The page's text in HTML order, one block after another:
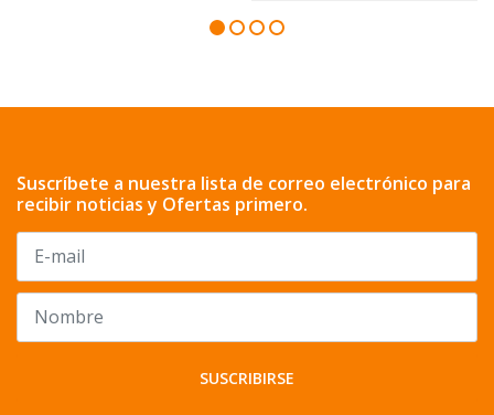
Suscríbete a nuestra lista de correo electrónico para
recibir noticias y Ofertas primero.
SUSCRIBIRSE